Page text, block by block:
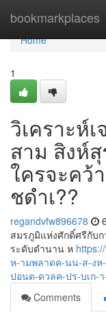
bookmarkplaces
Home
Home
1
วิเคราะห์
สาม สิงห์
ใครจะคว้
ชดำเ??
regandvfw896678
สมรภูมิแห่งศักดิ์ศรีกับ
ระดับตำนาน ห
ห-ามพลาดค-นน-ส-งห
ปอนด-ดวลค-ปร-บเก-
Comments